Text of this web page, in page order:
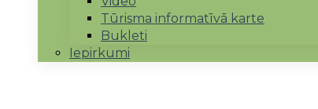
Tūrisma informatīvā karte
Bukleti
Iepirkumi